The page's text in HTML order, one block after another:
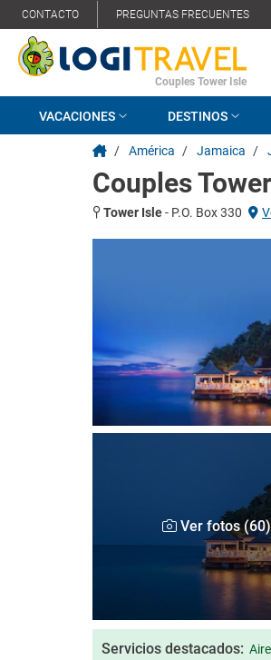
CONTACTO PREGUNTAS FRECUENTES
Couples Tower Isle
VACACIONES DESTINOS
/ América / Jamaica /
Couples
Tower Isle- P.O. Box 330
Ver fotos (60)
Servicios destacados: